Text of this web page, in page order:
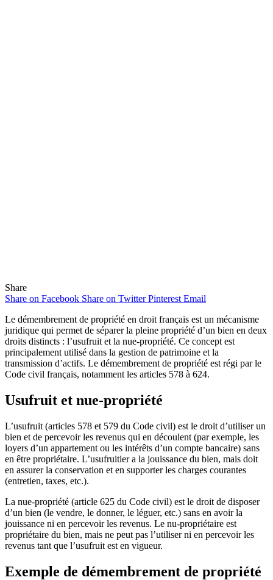
Share
Share on Facebook Share on Twitter Pinterest Email
Le démembrement de propriété en droit français est un mécanisme
juridique qui permet de séparer la pleine propriété d’un bien en deux
droits distincts : l’usufruit et la nue-propriété. Ce concept est
principalement utilisé dans la gestion de patrimoine et la
transmission d’actifs. Le démembrement de propriété est régi par le
Code civil français, notamment les articles 578 à 624.
Usufruit et nue-propriété
L’usufruit (articles 578 et 579 du Code civil) est le droit d’utiliser un
bien et de percevoir les revenus qui en découlent (par exemple, les
loyers d’un appartement ou les intérêts d’un compte bancaire) sans
en être propriétaire. L’usufruitier a la jouissance du bien, mais doit
en assurer la conservation et en supporter les charges courantes
(entretien, taxes, etc.).
La nue-propriété (article 625 du Code civil) est le droit de disposer
d’un bien (le vendre, le donner, le léguer, etc.) sans en avoir la
jouissance ni en percevoir les revenus. Le nu-propriétaire est
propriétaire du bien, mais ne peut pas l’utiliser ni en percevoir les
revenus tant que l’usufruit est en vigueur.
Exemple de démembrement de propriété